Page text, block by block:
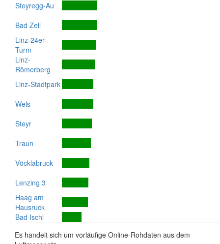
Steyregg-Au
Bad Zell
Linz-24er-
Turm
Linz-
Römerberg
Linz-Stadtpark
Wels
Steyr
Traun
Vöcklabruck
Lenzing 3
Haag am
Hausruck
Bad Ischl
Es handelt sich um vorläufige Online-Rohdaten aus dem